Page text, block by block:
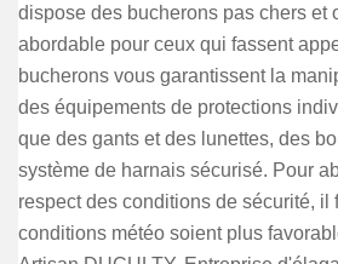
dispose des bucherons pas chers et
abordable pour ceux qui fassent
bucherons vous garantissent la
des équipements de protections
que des gants et des lunettes, des
système de harnais sécurisé. Pour
respect des conditions de sécurité, il
conditions météo soient plus